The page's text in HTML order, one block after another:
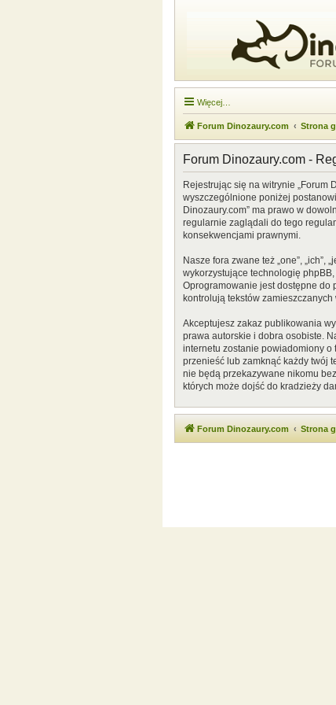
Więcej…
Forum Dinozaury.com Strona
Forum Dinozaury.com -
Rejestrując się na witrynie „Forum
wyszczególnione poniżej
Dinozaury.com” ma prawo w
regularnie zaglądali do tego
konsekwencjami prawnymi.
Nasze fora zwane też „one”, „ich”,
wykorzystujące technologię
Oprogramowanie jest dostępne do
kontrolują tekstów
Akceptujesz zakaz publikowania
prawa autorskie i dobra osobiste.
internetu zostanie powiadomiony o
przenieść lub zamknąć każdy twój
nie będą przekazywane nikomu
których może dojść do kradzieży
Forum Dinozaury.com Strona